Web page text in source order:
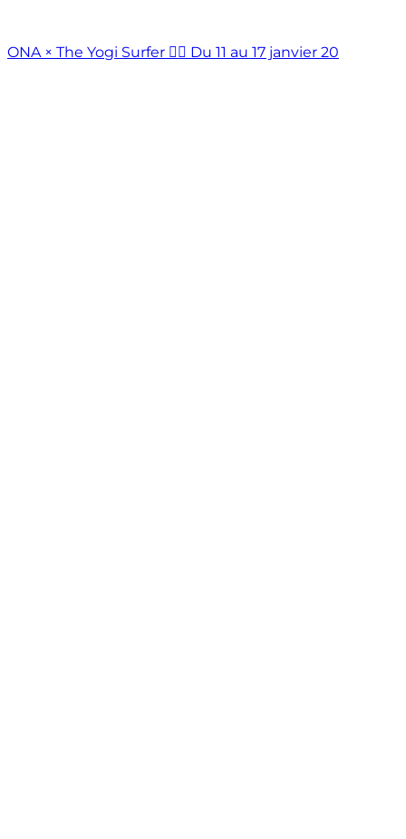
ONA × The Yogi Surfer ❤️‍🔥 Du 11 au 17 janvier 20